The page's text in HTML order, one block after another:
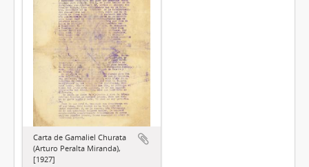
Carta de Gamaliel Churata
(Arturo Peralta Miranda),
[1927]